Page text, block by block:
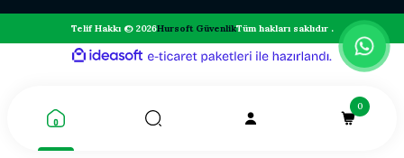
Telif Hakkı © 2026Hursoft GüvenlikTüm hakları saklıdır .
0
ideasoft
e-
ile
hazırlandı.